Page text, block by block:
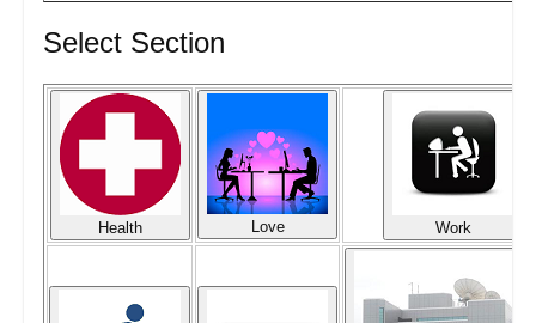
Select Section
Health Love Work